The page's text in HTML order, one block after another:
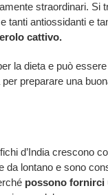
straordinari. Si
tanti antiossidanti e
cattivo.
la dieta e può
per preparare una
d’India crescono
da lontano e sono
possono fornirci